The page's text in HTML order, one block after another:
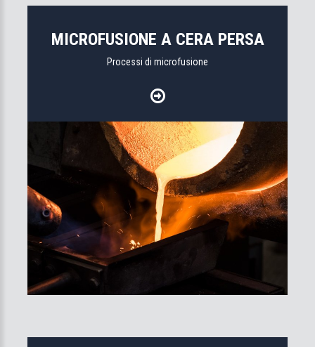
MICROFUSIONE A CERA PERSA
Processi di microfusione